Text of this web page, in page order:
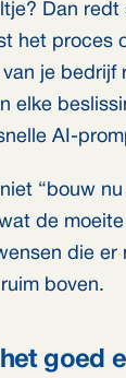
Dan redt
het proces
je bedrijf
elke
AI-
“bouw
de
die er
boven.
goed